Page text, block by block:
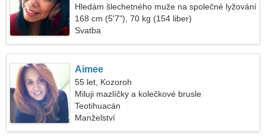
Hledám šlechetného muže na společné lyžování
168 cm (5'7"), 70 kg (154 liber)
Svatba
Aimee
55 let, Kozoroh
Miluji mazlíčky a kolečkové brusle
Teotihuacán
Manželství